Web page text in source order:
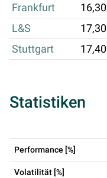
Frankfurt
16,30
L&S
17,30
Stuttgart
17,40
Statistiken
Performance [%]
Volatilität [%]